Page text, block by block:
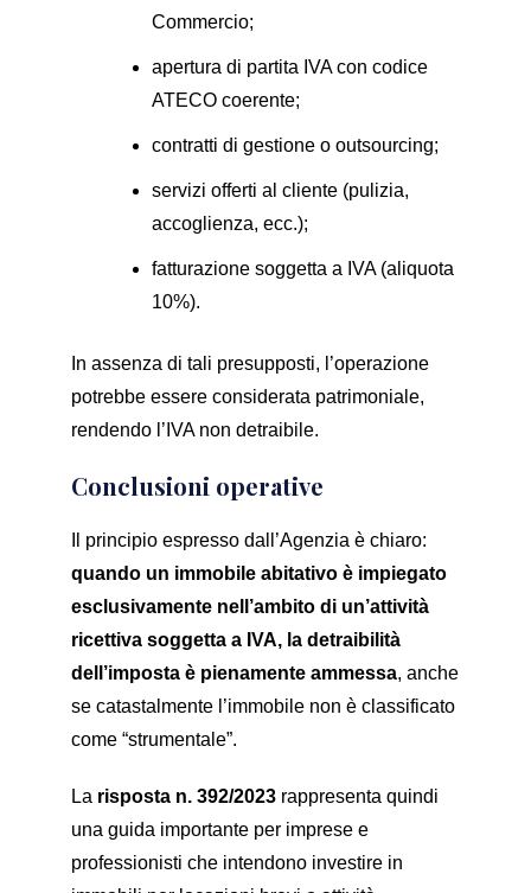
Commercio;
apertura di partita IVA con codice
ATECO coerente;
contratti di gestione o outsourcing;
servizi offerti al cliente (pulizia,
accoglienza, ecc.);
fatturazione soggetta a IVA (aliquota
10%).
In assenza di tali presupposti, l’operazione
potrebbe essere considerata patrimoniale,
rendendo l’IVA non detraibile.
Conclusioni operative
Il principio espresso dall’Agenzia è chiaro:
quando un immobile abitativo è impiegato
esclusivamente nell’ambito di un’attività
ricettiva soggetta a IVA, la detraibilità
dell’imposta è pienamente ammessa, anche
se catastalmente l’immobile non è classificato
come “strumentale”.
La risposta n. 392/2023 rappresenta quindi
una guida importante per imprese e
professionisti che intendono investire in